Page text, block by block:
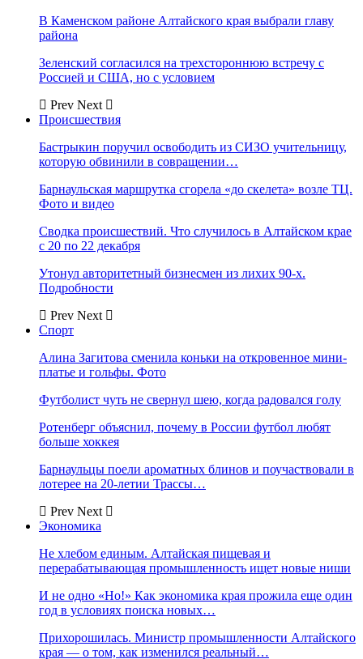
В Каменском районе Алтайского края выбрали главу
района
Зеленский согласился на трехстороннюю встречу с
Россией и США, но с условием
Prev Next
Происшествия
Бастрыкин поручил освободить из СИЗО учительницу,
которую обвинили в совращении…
Барнаульская маршрутка сгорела «до скелета» возле ТЦ.
Фото и видео
Сводка происшествий. Что случилось в Алтайском крае
с 20 по 22 декабря
Утонул авторитетный бизнесмен из лихих 90-х.
Подробности
Prev Next
Спорт
Алина Загитова сменила коньки на откровенное мини-
платье и гольфы. Фото
Футболист чуть не свернул шею, когда радовался голу
Ротенберг объяснил, почему в России футбол любят
больше хоккея
Барнаульцы поели ароматных блинов и поучаствовали в
лотерее на 20-летии Трассы…
Prev Next
Экономика
Не хлебом единым. Алтайская пищевая и
перерабатывающая промышленность ищет новые ниши
И не одно «Но!» Как экономика края прожила еще один
год в условиях поиска новых…
Прихорошилась. Министр промышленности Алтайского
края — о том, как изменился реальный…